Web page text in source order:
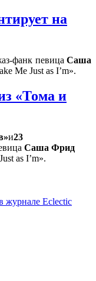
на
фанк певицаСаша
Me Just as I’m».
«Тома и
и23
Саша Фрид
as I’m».